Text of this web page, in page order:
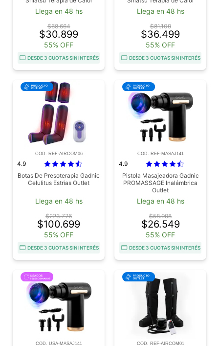
Usado
Llega en 48 hs
$68.664
$30.899
55% OFF
DESDE 3 CUOTAS SIN INTERÉS
Outlet
Llega en 48 hs
$81.109
$36.499
55% OFF
DESDE 3 CUOTAS SIN INTERÉS
COD. REF-AIRCOM06
4.9
Botas De Presoterapia Gadnic
Celulitus Estrias Outlet
Llega en 48 hs
$223.776
$100.699
55% OFF
DESDE 3 CUOTAS SIN INTERÉS
COD. REF-MASAJ141
4.9
Pistola Masajeadora Gadnic
PROMASSAGE Inalámbrica
Outlet
Llega en 48 hs
$58.998
$26.549
55% OFF
DESDE 3 CUOTAS SIN INTERÉS
COD. USA-MASAJ141 COD. REF-AIRCOM01